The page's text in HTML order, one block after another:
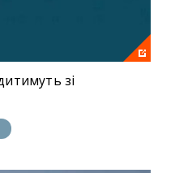
зі